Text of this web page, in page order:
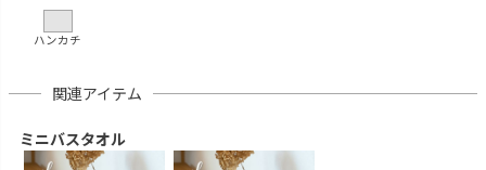
ハンカチ
関連アイテム
ミニバスタオル